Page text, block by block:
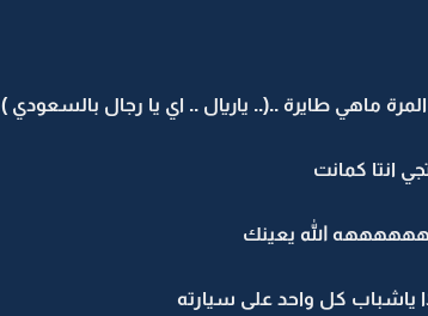
ماهي طايرة ..(.. ياريال .. اي يا رجال بالسعودي )
انتا كمانت
الله يعينك
ياشباب كل واحد على سيارته